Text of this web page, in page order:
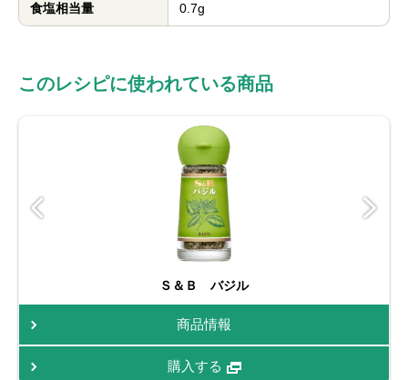
食塩相当量 0.7g
このレシピに使われている商品
Ｓ＆Ｂ バジル
商品情報
購入する